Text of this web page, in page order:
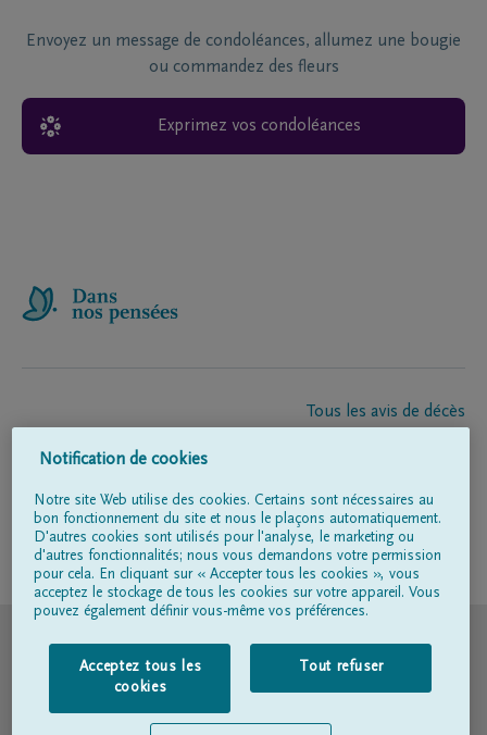
Envoyez un message de condoléances, allumez une bougie
ou commandez des fleurs
Exprimez vos condoléances
Tous les avis de décès
Entrepreneur de pompes funèbres
Suivez-nous sur
Conditions d'utilisation
Notification de cookies
Notre site Web utilise des cookies. Certains sont nécessaires au
bon fonctionnement du site et nous le plaçons automatiquement.
D'autres cookies sont utilisés pour l'analyse, le marketing ou
d'autres fonctionnalités; nous vous demandons votre permission
pour cela. En cliquant sur « Accepter tous les cookies », vous
acceptez le stockage de tous les cookies sur votre appareil. Vous
pouvez également définir vous-même vos préférences.
Acceptez tous les
cookies
Tout refuser